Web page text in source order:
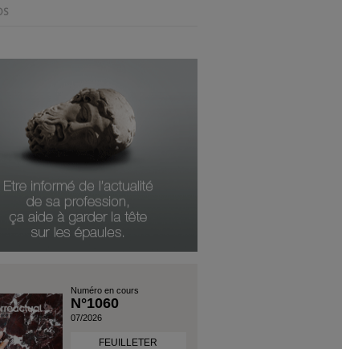
Numéro en cours
N°1060
07/2026
FEUILLETER